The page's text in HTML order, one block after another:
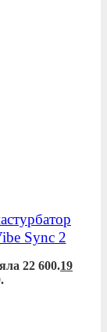
Sync 2
22 600.19